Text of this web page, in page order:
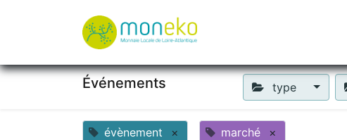
Événements type
évènement × marché ×